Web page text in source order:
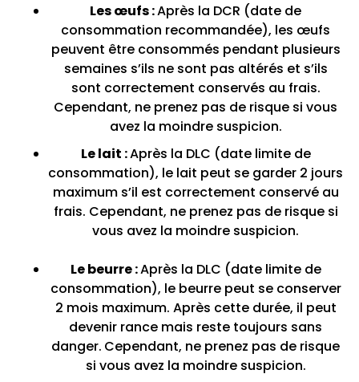
Les œufs :Après la DCR (date de
consommation recommandée), les œufs
peuvent être consommés pendant plusieurs
semaines s’ils ne sont pas altérés et s’ils
sont correctement conservés au frais.
Cependant, ne prenez pas de risque si vous
avez la moindre suspicion.
Le lait :Après la DLC (date limite de
consommation), le lait peut se garder 2 jours
maximum s’il est correctement conservé au
frais. Cependant, ne prenez pas de risque si
vous avez la moindre suspicion.
Le beurre :Après la DLC (date limite de
consommation), le beurre peut se conserver
2 mois maximum. Après cette durée, il peut
devenir rance mais reste toujours sans
danger. Cependant, ne prenez pas de risque
si vous avez la moindre suspicion.